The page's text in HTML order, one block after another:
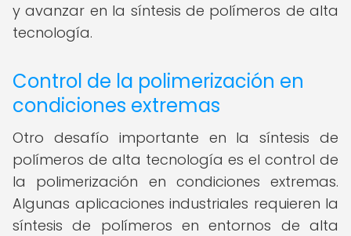
y avanzar en la síntesis de polímeros de alta
tecnología.
Control de la polimerización en
condiciones extremas
Otro desafío importante en la síntesis de
polímeros de alta tecnología es el control de
la polimerización en condiciones extremas.
Algunas aplicaciones industriales requieren la
síntesis de polímeros en entornos de alta